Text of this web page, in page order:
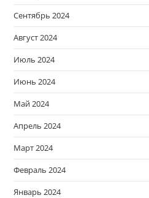
Сентябрь 2024
Август 2024
Июль 2024
Июнь 2024
Май 2024
Апрель 2024
Март 2024
Февраль 2024
Январь 2024